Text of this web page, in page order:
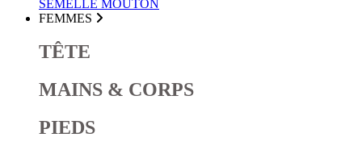
SEMELLE MOUTON
FEMMES
TÊTE
MAINS & CORPS
PIEDS